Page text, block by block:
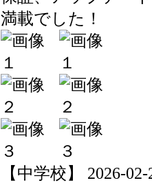
満載でした！
【中学校】 2026-